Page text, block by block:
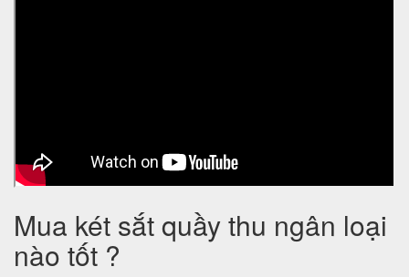
Mua két sắt quầy thu ngân loại
nào tốt ?